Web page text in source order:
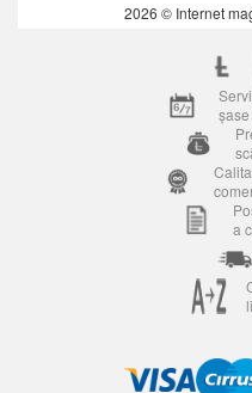
2026 © Internet
a